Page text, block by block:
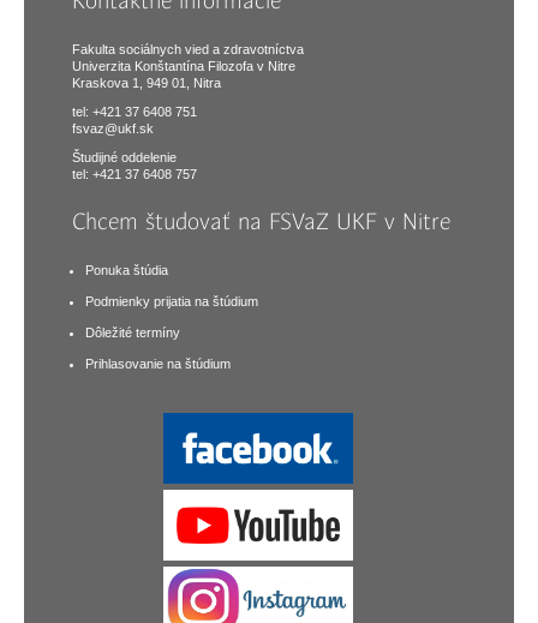
Fakulta sociálnych vied a zdravotníctva
Univerzita Konštantína Filozofa v Nitre
Kraskova 1, 949 01, Nitra
tel: +421 37 6408 751
fsvaz@ukf.sk
Študijné oddelenie
tel: +421 37 6408 757
Chcem študovať na FSVaZ UKF v Nitre
Ponuka štúdia
Podmienky prijatia na štúdium
Dôležité termíny
Prihlasovanie na štúdium